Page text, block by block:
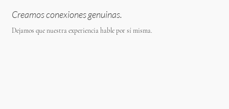
Creamos conexiones genuinas.
Dejamos que nuestra experiencia hable por sí misma.